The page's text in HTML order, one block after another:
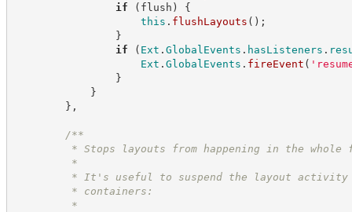
if
( flush )
{
this . flushLayouts ( ) ;
}
if
( Ext . GlobalEvents . hasListeners .
Ext . GlobalEvents . fireEvent ( '
}
}
} ,
/**
* Stops layouts from happening in the whole
*
* It's useful to suspend the layout activity
* containers:
*